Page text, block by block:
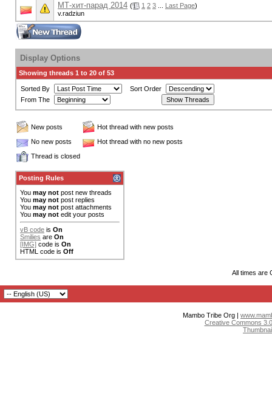
МТ-хит-парад 2014 ( 1 2 3 Last Page)
v.radziun
Display Options
Showing threads 1 to 20 of 53
Sorted By
Sort Order
From The
New posts
Hot thread with new posts
No new posts
Hot thread with no new posts
Thread is closed
Posting Rules
You may not post new threads
You may not post replies
You may not post attachments
You may not edit your posts
vB code is On
Smilies are On
[IMG] code is On
HTML code is Off
All times are
Mambo Tribe Org |
Creative Commons